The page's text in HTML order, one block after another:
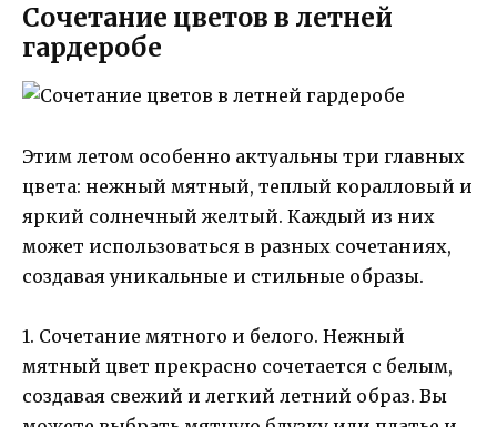
Сочетание цветов в летней
гардеробе
Этим летом особенно актуальны три главных
цвета: нежный мятный, теплый коралловый и
яркий солнечный желтый. Каждый из них
может использоваться в разных сочетаниях,
создавая уникальные и стильные образы.
1. Сочетание мятного и белого. Нежный
мятный цвет прекрасно сочетается с белым,
создавая свежий и легкий летний образ. Вы